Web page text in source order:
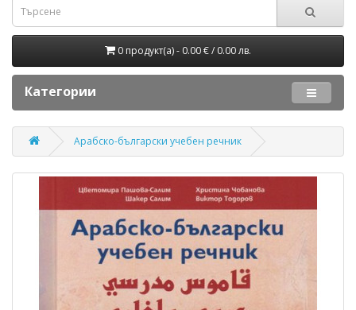
0 продукт(а) - 0.00 € / 0.00 лв.
Категории
Арабско-български учебен речник